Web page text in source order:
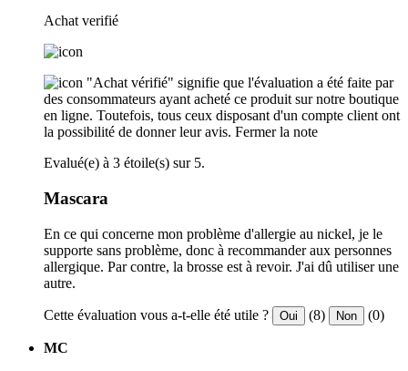
Achat verifié
"Achat vérifié" signifie que l'évaluation a été faite par
des consommateurs ayant acheté ce produit sur notre boutique
en ligne. Toutefois, tous ceux disposant d'un compte client ont
la possibilité de donner leur avis. Fermer la note
Evalué(e) à 3 étoile(s) sur 5.
Mascara
En ce qui concerne mon problème d'allergie au nickel, je le
supporte sans problème, donc à recommander aux personnes
allergique. Par contre, la brosse est à revoir. J'ai dû utiliser une
autre.
Cette évaluation vous a-t-elle été utile ? Oui (8) Non (0)
MC